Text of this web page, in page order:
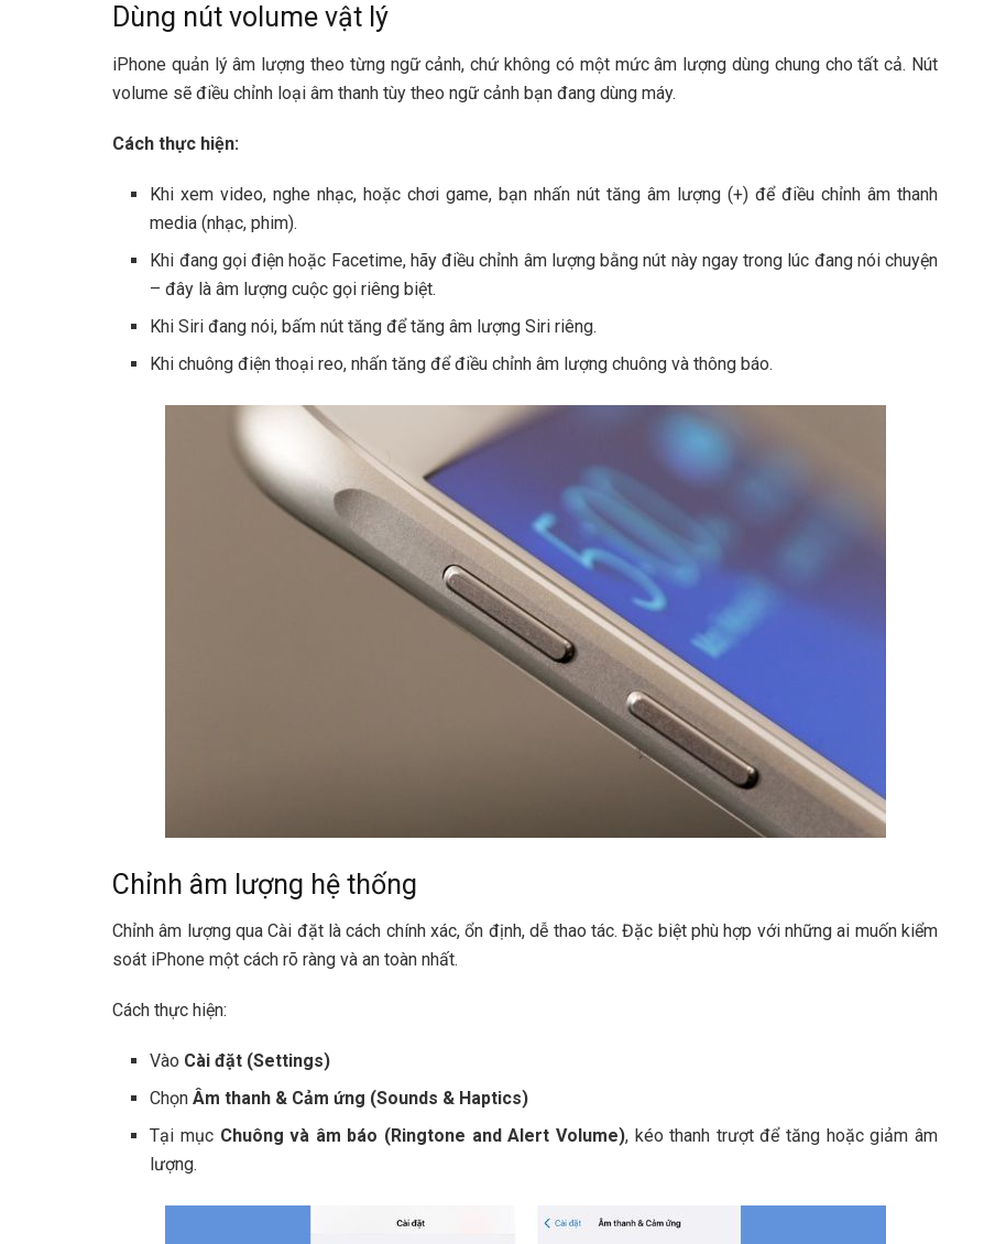
Dùng nút volume vật lý
iPhone quản lý âm lượng theo từng ngữ cảnh, chứ không có một mức âm lượng dùng chung cho tất cả. Nút
volume sẽ điều chỉnh loại âm thanh tùy theo ngữ cảnh bạn đang dùng máy.
Cách thực hiện:
Khi xem video, nghe nhạc, hoặc chơi game, bạn nhấn nút tăng âm lượng (+) để điều chỉnh âm thanh
media (nhạc, phim).
Khi đang gọi điện hoặc Facetime, hãy điều chỉnh âm lượng bằng nút này ngay trong lúc đang nói chuyện
– đây là âm lượng cuộc gọi riêng biệt.
Khi Siri đang nói, bấm nút tăng để tăng âm lượng Siri riêng.
Khi chuông điện thoại reo, nhấn tăng để điều chỉnh âm lượng chuông và thông báo.
Chỉnh âm lượng hệ thống
Chỉnh âm lượng qua Cài đặt là cách chính xác, ổn định, dễ thao tác. Đặc biệt phù hợp với những ai muốn kiểm
soát iPhone một cách rõ ràng và an toàn nhất.
Cách thực hiện:
Vào Cài đặt (Settings)
ChọnÂm thanh & Cảm ứng (Sounds & Haptics)
Tại mục Chuông và âm báo (Ringtone and Alert Volume), kéo thanh trượt để tăng hoặc giảm âm
lượng.